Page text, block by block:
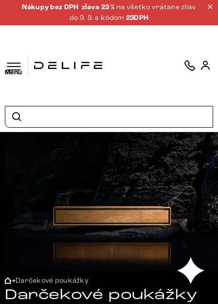
Nákupy bez DPH zĺava 23 % na všetko vrátane zliav
do 9. 8. s kódom 23DPH
Menu
Darčekové poukážky
Darčekové poukážky